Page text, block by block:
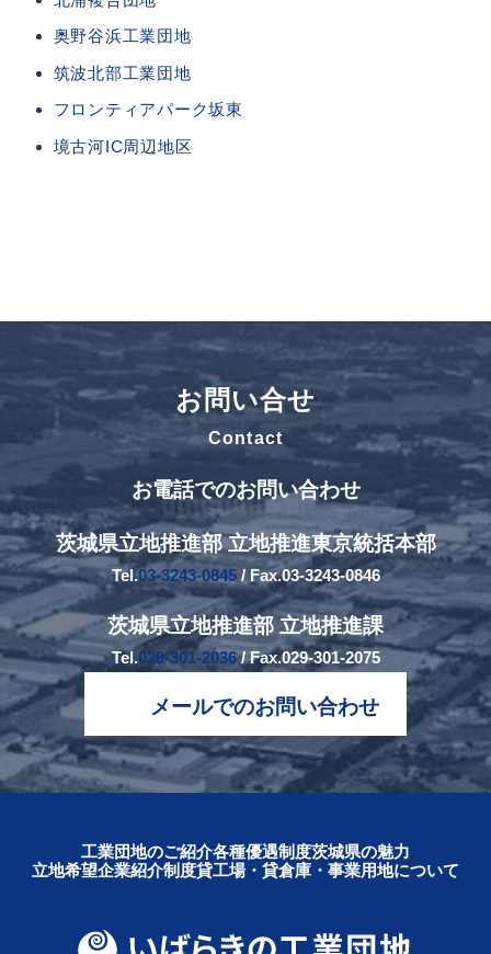
奥野谷浜工業団地
筑波北部工業団地
フロンティアパーク坂東
境古河IC周辺地区
お問い合せ
Contact
お電話でのお問い合わせ
茨城県立地推進部 立地推進東京統括本部
Tel.03-3243-0845/ Fax.03-3243-0846
茨城県立地推進部 立地推進課
Tel.029-301-2036/ Fax.029-301-2075
メールでのお問い合わせ
工業団地のご紹介各種優遇制度茨城県の魅力
立地希望企業紹介制度貸工場・貸倉庫・事業用地について